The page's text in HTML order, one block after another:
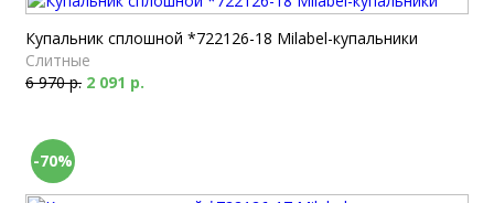
Купальник сплошной *722126-18 Milabel-купальники
Слитные
6 970 р. 2 091 р.
-70%